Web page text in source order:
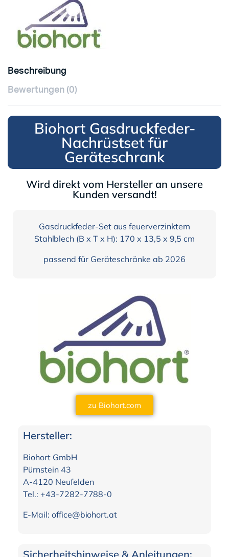
Beschreibung
Bewertungen (0)
Biohort Gasdruckfeder-
Nachrüstset für
Geräteschrank
Wird direkt vom Hersteller an unsere
Kunden versandt!
Gasdruckfeder-Set aus feuerverzinktem
Stahlblech (B x T x H): 170 x 13,5 x 9,5 cm
passend für Geräteschränke ab 2026
zu Biohort.com
Hersteller:
Biohort GmbH
Pürnstein 43
A-4120 Neufelden
Tel.: +43-7282-7788-0
E-Mail: office@biohort.at
Sicherheitshinweise & Anleitungen: